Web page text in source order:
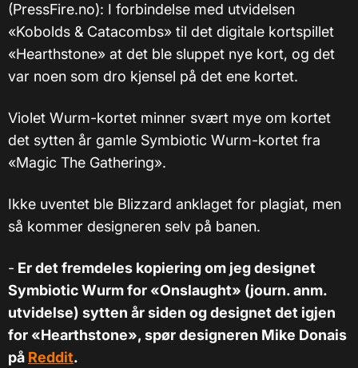
(PressFire.no): I forbindelse med utvidelsen
«Kobolds & Catacombs» til det digitale kortspillet
«Hearthstone» at det ble sluppet nye kort, og det
var noen som dro kjensel på det ene kortet.
Violet Wurm-kortet minner svært mye om kortet
det sytten år gamle Symbiotic Wurm-kortet fra
«Magic The Gathering».
Ikke uventet ble Blizzard anklaget for plagiat, men
så kommer designeren selv på banen.
- Er det fremdeles kopiering om jeg designet
Symbiotic Wurm for «Onslaught» (journ. anm.
utvidelse) sytten år siden og designet det igjen
for «Hearthstone», spør designeren Mike Donais
på Reddit.